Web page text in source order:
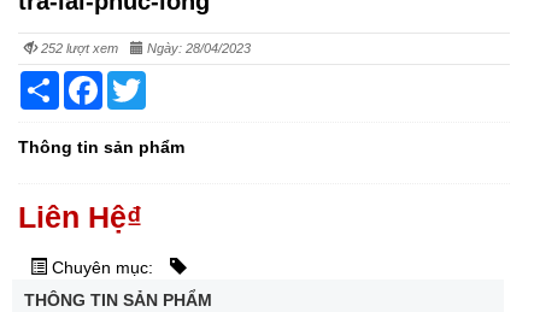
252 lượt xem Ngày: 28/04/2023
Share Facebook
Thông tin sản phẩm
Liên Hệ₫
Chuyên mục:
THÔNG TIN SẢN PHẨM